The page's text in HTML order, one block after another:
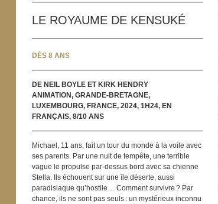
LE ROYAUME DE KENSUKÉ
DÈS 8 ANS
DE NEIL BOYLE ET KIRK HENDRY
ANIMATION, GRANDE-BRETAGNE,
LUXEMBOURG, FRANCE, 2024, 1H24, EN
FRANÇAIS, 8/10 ANS
Michael, 11 ans, fait un tour du monde à la voile avec
ses parents. Par une nuit de tempête, une terrible
vague le propulse par-dessus bord avec sa chienne
Stella. Ils échouent sur une île déserte, aussi
paradisiaque qu’hostile… Comment survivre ? Par
chance, ils ne sont pas seuls : un mystérieux inconnu